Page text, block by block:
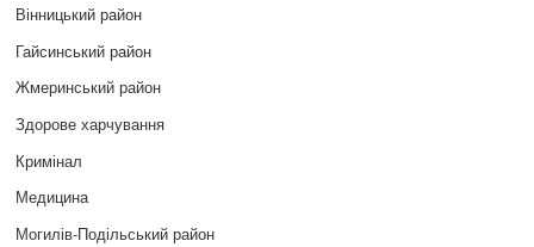
Вінницький район
Гайсинський район
Жмеринський район
Здорове харчування
Кримінал
Медицина
Могилів-Подільський район